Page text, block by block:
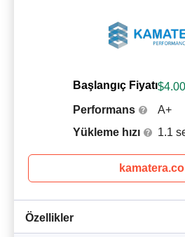
Başlangıç Fiyatı$4.00
Performans
A+
Yükleme hızı
1.1
Özellikler